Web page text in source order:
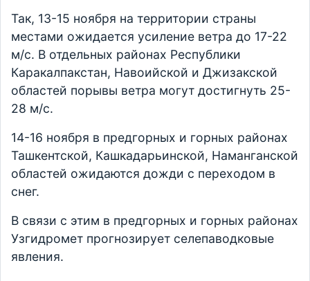
Так, 13-15 ноября на территории страны
местами ожидается усиление ветра до 17-22
м/с. В отдельных районах Республики
Каракалпакстан, Навоийской и Джизакской
областей порывы ветра могут достигнуть 25-
28 м/с.
14-16 ноября в предгорных и горных районах
Ташкентской, Кашкадарьинской, Наманганской
областей ожидаются дожди с переходом в
снег.
В связи с этим в предгорных и горных районах
Узгидромет прогнозирует селепаводковые
явления.